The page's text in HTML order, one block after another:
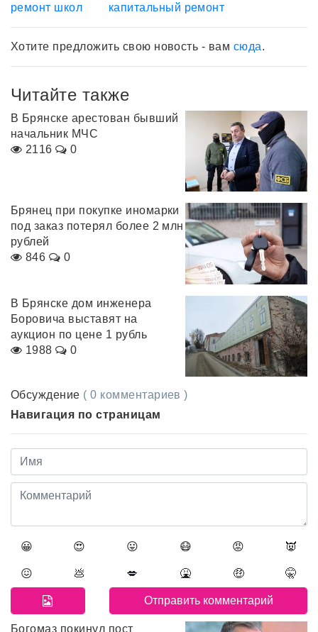
ремонт школ
капитальный ремонт
Хотите предложить свою новость - вам сюда.
Читайте также
В Брянске арестован бывший
начальник МЧС
2116
0
Брянец при покупке иномарки
под заказ потерял более 2 млн
рублей
846
0
В Брянске дом инженера
Боровича выставят на
аукцион по цене 1 рубль
1988
0
Обсуждение ( 0 комментариев )
Навигация по страницам
😀 😍 😛 😷 😡 👿
😖 💩 💋 🤮 🤑 🤫
Богомаз покинул пост